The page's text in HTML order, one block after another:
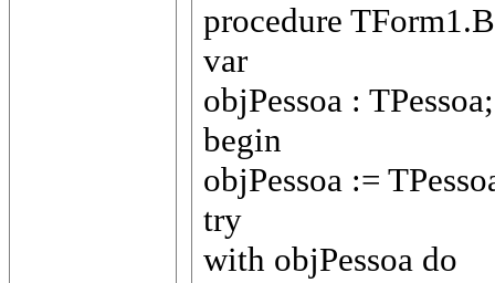
procedure
var
objPessoa : TPessoa;
begin
objPessoa :=
try
with objPessoa do